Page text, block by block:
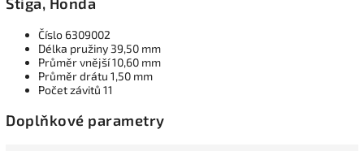
Stiga, Honda
Číslo 6309002
Délka pružiny 39,50 mm
Průměr vnější 10,60 mm
Průměr drátu 1,50 mm
Počet závitů 11
Doplňkové parametry